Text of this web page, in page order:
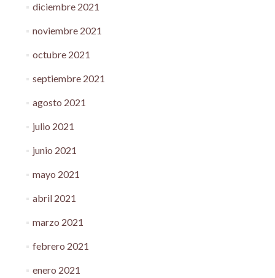
diciembre 2021
noviembre 2021
octubre 2021
septiembre 2021
agosto 2021
julio 2021
junio 2021
mayo 2021
abril 2021
marzo 2021
febrero 2021
enero 2021